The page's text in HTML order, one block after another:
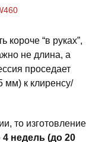
“в руках”,
не длина, а
проседает
мм) к клиренсу/
то изготовление
4 недель (до 20